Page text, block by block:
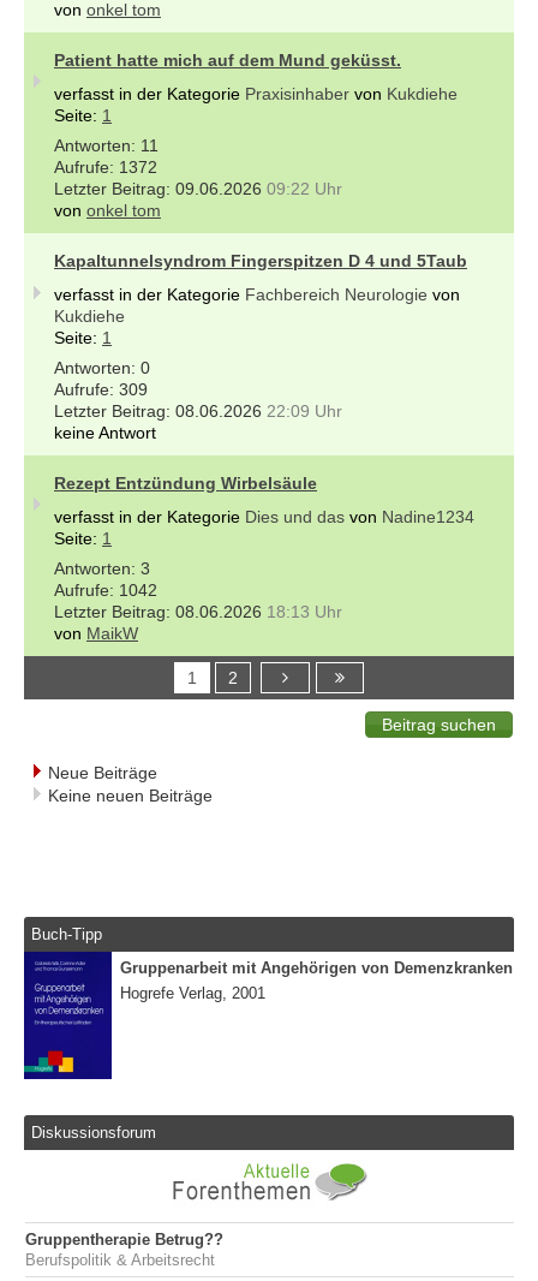
von onkel tom
Patient hatte mich auf dem Mund geküsst.
verfasst in der Kategorie Praxisinhaber von Kukdiehe
Seite: 1
11
1372
09.06.2026 09:22 Uhr
von onkel tom
Kapaltunnelsyndrom Fingerspitzen D 4 und 5Taub
verfasst in der Kategorie Fachbereich Neurologie von
Kukdiehe
Seite: 1
0
309
08.06.2026 22:09 Uhr
keine Antwort
Rezept Entzündung Wirbelsäule
verfasst in der Kategorie Dies und das von Nadine1234
Seite: 1
3
1042
08.06.2026 18:13 Uhr
von MaikW
1 2
Neue Beiträge
Keine neuen Beiträge
Buch-Tipp
Gruppenarbeit mit Angehörigen von Demenzkranken
Hogrefe Verlag, 2001
Diskussionsforum
Gruppentherapie Betrug??
Berufspolitik & Arbeitsrecht